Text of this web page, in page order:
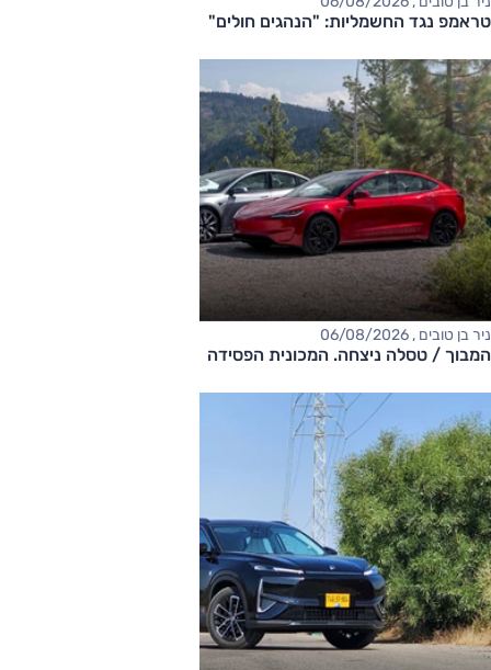
טראמפ נגד החשמליות: "הנהגים חולים"
ניר בן טובים , 06/08/2026
המבוך / טסלה ניצחה. המכונית הפסידה